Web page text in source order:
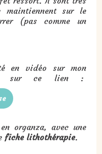
sur le
(pas comme un
en vidéo sur mon
sur ce lien :
organza, avec une
fiche lithothérapie.